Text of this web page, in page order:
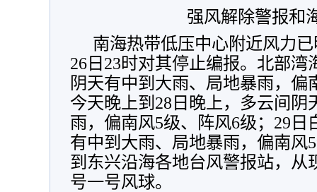
强风解除警报和
南海热带低压中心附近风力
26日23时对其停止编报。北部
阴天有中到大雨、局地暴雨，偏
今天晚上到28日晚上，多云间阴
雨，偏南风5级、阵风6级；29
有中到大雨、局地暴雨，偏南风
到东兴沿海各地台风警报站，从
号一号风球。